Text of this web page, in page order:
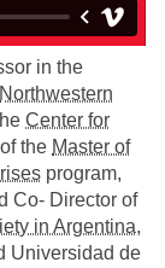
in the
Northwestern
Center for
the Master of
program,
Co- Director of
in Argentina,
Universidad de